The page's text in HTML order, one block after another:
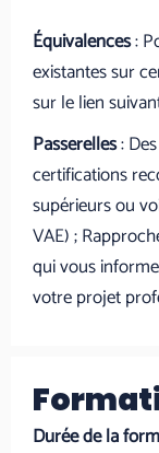
Équivalences:
existantes sur
sur le lien
Passerelles:
certifications
supérieurs ou
VAE) ;
qui vous
votre projet
Durée de la